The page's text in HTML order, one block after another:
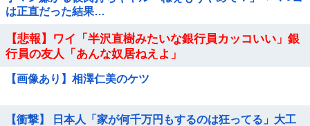
は正直だった結果…
【悲報】ワイ「半沢直樹みたいな銀行員カッコいい」銀
行員の友人「あんな奴居ねえよ」
【画像あり】相澤仁美のケツ
【衝撃】 日本人「家が何千万円もするのは狂ってる」大工